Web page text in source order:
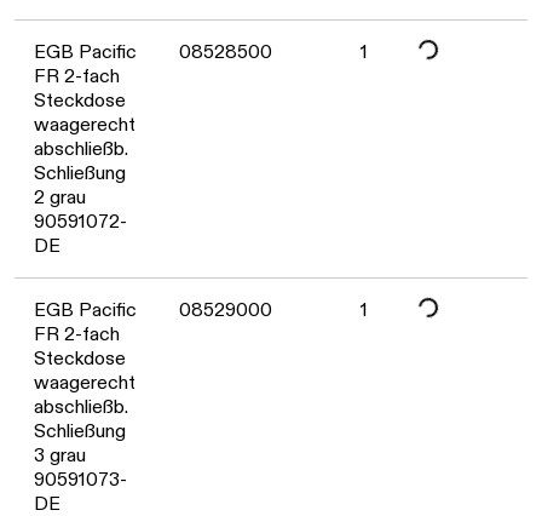
EGB Pacific
FR 2-fach
Steckdose
waagerecht
abschließb.
Schließung
2 grau
90591072-
DE
08528500 1 Daten werden
EGB Pacific
FR 2-fach
Steckdose
waagerecht
abschließb.
Schließung
3 grau
90591073-
DE
08529000 1 Daten werden